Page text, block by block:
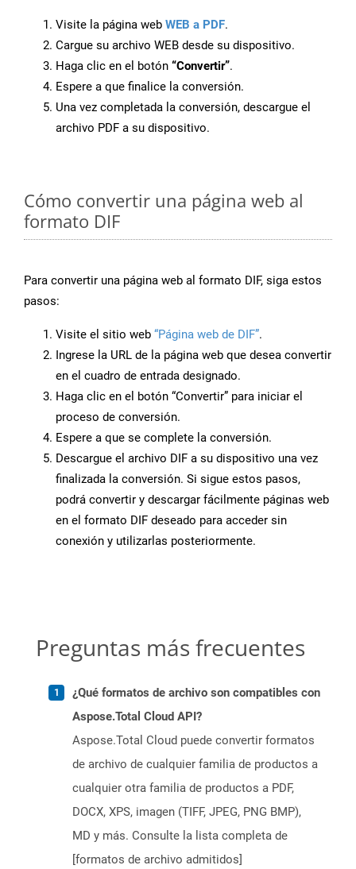
Visite la página web WEB a PDF.
Cargue su archivo WEB desde su dispositivo.
Haga clic en el botón “Convertir”.
Espere a que finalice la conversión.
Una vez completada la conversión, descargue el
archivo PDF a su dispositivo.
Cómo convertir una página web al
formato DIF
Para convertir una página web al formato DIF, siga estos
pasos:
Visite el sitio web “Página web de DIF”.
Ingrese la URL de la página web que desea convertir
en el cuadro de entrada designado.
Haga clic en el botón “Convertir” para iniciar el
proceso de conversión.
Espere a que se complete la conversión.
Descargue el archivo DIF a su dispositivo una vez
finalizada la conversión. Si sigue estos pasos,
podrá convertir y descargar fácilmente páginas web
en el formato DIF deseado para acceder sin
conexión y utilizarlas posteriormente.
Preguntas más frecuentes
¿Qué formatos de archivo son compatibles con
Aspose.Total Cloud API?
Aspose.Total Cloud puede convertir formatos
de archivo de cualquier familia de productos a
cualquier otra familia de productos a PDF,
DOCX, XPS, imagen (TIFF, JPEG, PNG BMP),
MD y más. Consulte la lista completa de
[formatos de archivo admitidos]